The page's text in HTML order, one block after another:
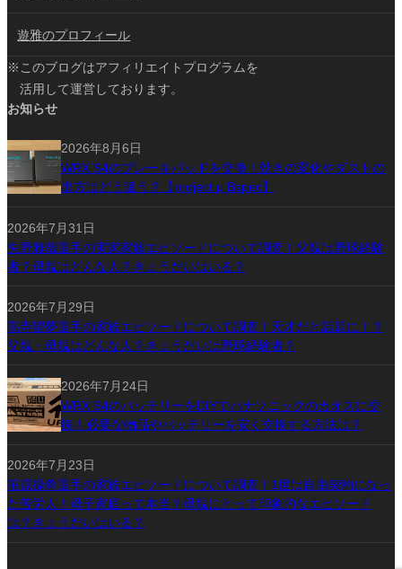
遊雅のプロフィール
※このブログはアフィリエイトプログラムを
活用して運営しております。
お知らせ
2026年8月6日
WRX S4のブレーキパッドを交換！効きの変化やダストの
出方はどう違う？【project μ Bspec】
2026年7月31日
矢野雅哉選手の実家家族エピソードについて調査！父親は野球経験
者？母親はどんな人？きょうだいはいる？
2026年7月29日
髙寺望夢選手の家族エピソードについて調査！天才だと話題に！？
父親・母親はどんな人？きょうだいは野球経験者？
2026年7月24日
WRX S4のバッテリーをDIYでパナソニックのカオスに交
換！必要な物品やバッテリーを安く交換する方法は？
2026年7月23日
笹原操希選手の家族エピソードについて調査！1度は自由契約になっ
た苦労人！母子家庭って本当？母親にとって印象的なエピソード
は？きょうだいはいる？